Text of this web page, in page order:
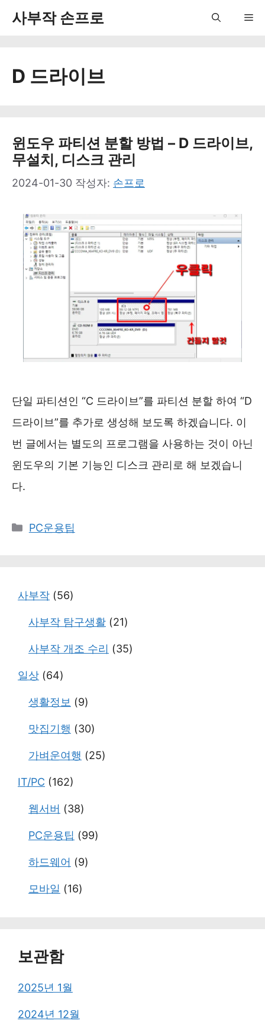
사부작 손프로
D 드라이브
윈도우 파티션 분할 방법 – D 드라이브,
무설치, 디스크 관리
2024-01-30 작성자: 손프로
단일 파티션인 “C 드라이브”를 파티션 분할 하여 “D
드라이브”를 추가로 생성해 보도록 하겠습니다. 이
번 글에서는 별도의 프로그램을 사용하는 것이 아닌
윈도우의 기본 기능인 디스크 관리로 해 보겠습니
다.
카
PC운용팁
사부작 (56)
사부작 탐구생활 (21)
사부작 개조 수리 (35)
일상 (64)
생활정보 (9)
맛집기행 (30)
가벼운여행 (25)
IT/PC (162)
웹서버 (38)
PC운용팁 (99)
하드웨어 (9)
모바일 (16)
보관함
2025년 1월
2024년 12월